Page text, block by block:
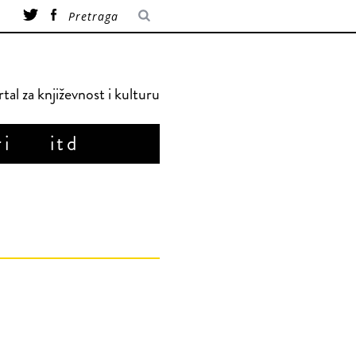
za književnost i kulturu
itd